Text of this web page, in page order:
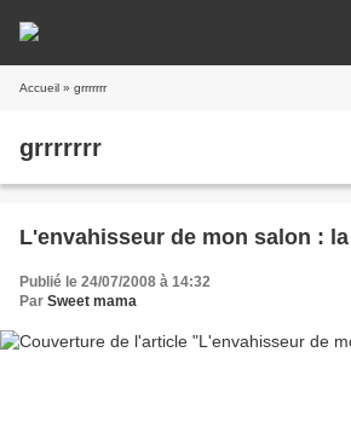
Accueil » grrrrrrr
grrrrrrr
L'envahisseur de mon salon :
Publié le 24/07/2008 à 14:32
Par Sweet mama